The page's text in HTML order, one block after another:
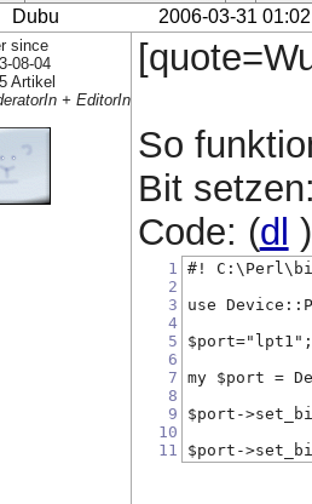
Dubu 2006-03-31 01:02
since
08-04
Artikel
+ EditorIn
So
Bit
Code: (dl )
1
2
3
4
5
6
7
8
9
10
11
#!
use
my $port =
$port-
$port-